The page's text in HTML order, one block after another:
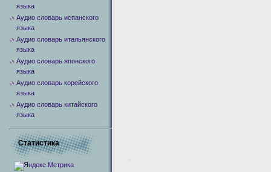
языка
Аудио словарь испанского
языка
Аудио словарь итальянского
языка
Аудио словарь японского
языка
Аудио словарь корейского
языка
Аудио словарь китайского
языка
Статистика